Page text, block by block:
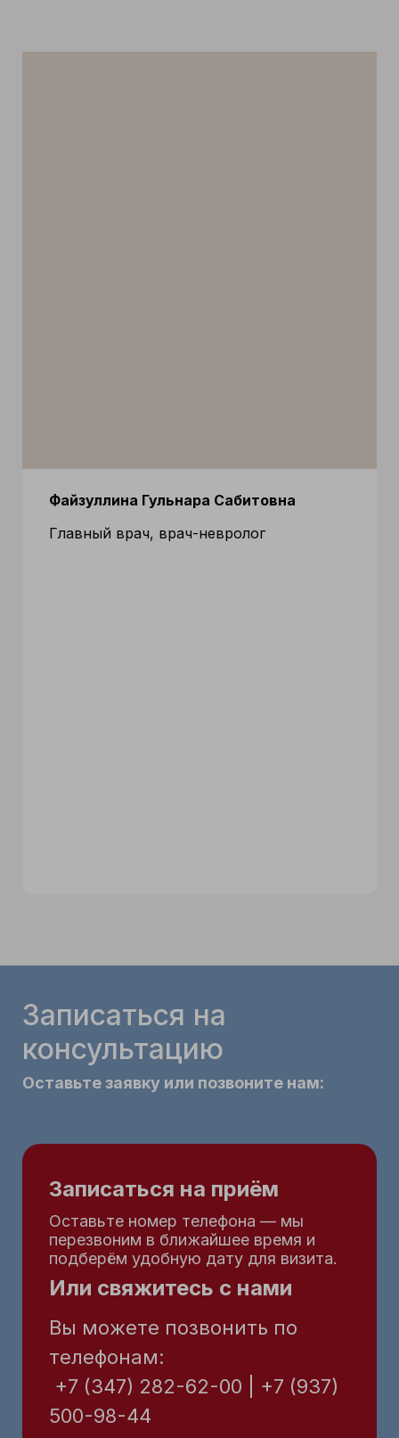
Файзуллина Гульнара Сабитовна
Главный врач, врач-невролог
Записаться на
консультацию
Оставьте заявку или позвоните нам:
Записаться на приём
Оставьте номер телефона — мы
перезвоним в ближайшее время и
подберём удобную дату для визита.
Или свяжитесь с нами
Вы можете позвонить по
телефонам:
+7 (347) 282-62-00 | +7 (937)
500-98-44